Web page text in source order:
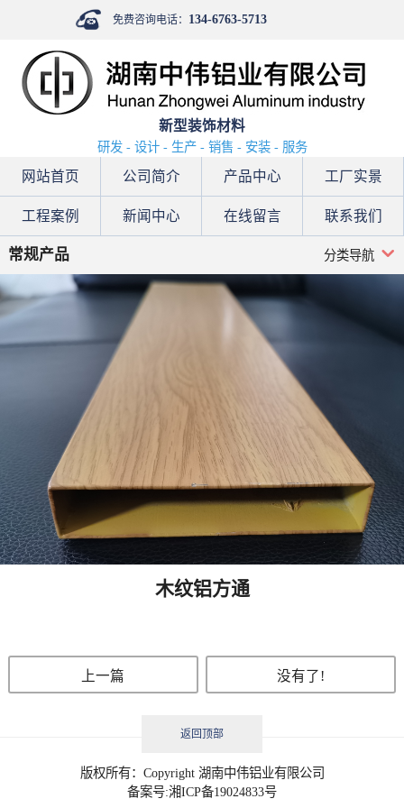
免费咨询电话： 134-6763-5713
新型装饰材料
研发 - 设计 - 生产 - 销售 - 安装 - 服务
网站首页 公司简介 产品中心 工厂实景
工程案例 新闻中心 在线留言 联系我们
常规产品 分类导航
木纹铝方通
上一篇 没有了!
返回顶部
版权所有：Copyright 湖南中伟铝业有限公司
备案号:湘ICP备19024833号